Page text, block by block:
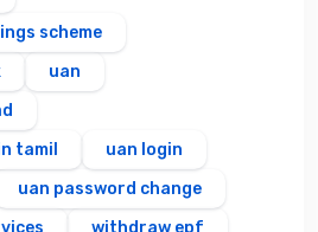
scheme
uan
tamil
uan login
uan password change